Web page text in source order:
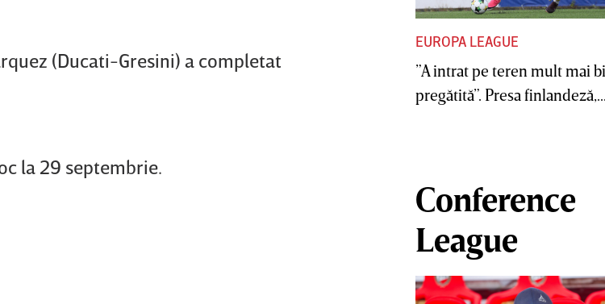
(Ducati-Gresini) a completat
la 29 septembrie.
EUROPA LEAGUE
”A intrat pe teren mult mai
pregătită”. Presa
Conference
League